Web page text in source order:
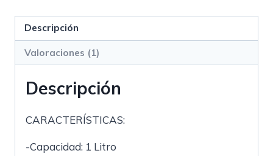
Descripción
Valoraciones (1)
Descripción
CARACTERÍSTICAS:
-Capacidad: 1 Litro